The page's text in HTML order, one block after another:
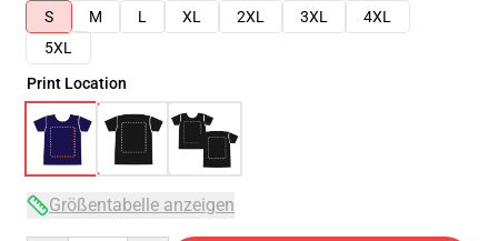
S
M L XL 2XL 3XL
4XL
5XL
Print Location
Größentabelle anzeigen